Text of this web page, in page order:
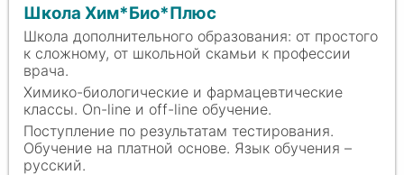
Школа Хим*Био*Плюс
Школа дополнительного образования: от простого
к сложному, от школьной скамьи к профессии
врача.
Химико-биологические и фармацевтические
классы. On-line и off-line обучение.
Поступление по результатам тестирования.
Обучение на платной основе. Язык обучения –
русский.